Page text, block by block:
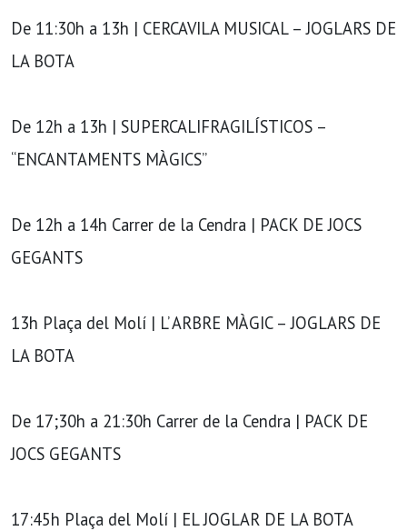
De 11:30h a 13h | CERCAVILA MUSICAL – JOGLARS DE
LA BOTA
De 12h a 13h | SUPERCALIFRAGILÍSTICOS –
“ENCANTAMENTS MÀGICS”
De 12h a 14h Carrer de la Cendra | PACK DE JOCS
GEGANTS
13h Plaça del Molí | L’ ARBRE MÀGIC – JOGLARS DE
LA BOTA
De 17;30h a 21:30h Carrer de la Cendra | PACK DE
JOCS GEGANTS
17:45h Plaça del Molí | EL JOGLAR DE LA BOTA